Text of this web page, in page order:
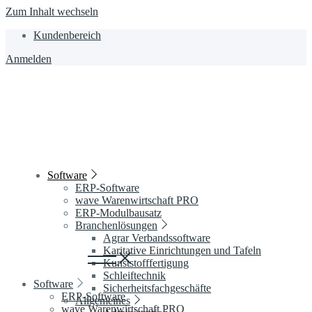
Zum Inhalt wechseln
Kundenbereich
Anmelden
Software
ERP-Software
wave Warenwirtschaft PRO
ERP-Modulbausatz
Branchenlösungen
Agrar Verbandssoftware
Karitative Einrichtungen und Tafeln
Kunststofffertigung
Schleiftechnik
Sicherheitsfachgeschäfte
Allgemeines
Software
ERP-Software
wave Warenwirtschaft PRO